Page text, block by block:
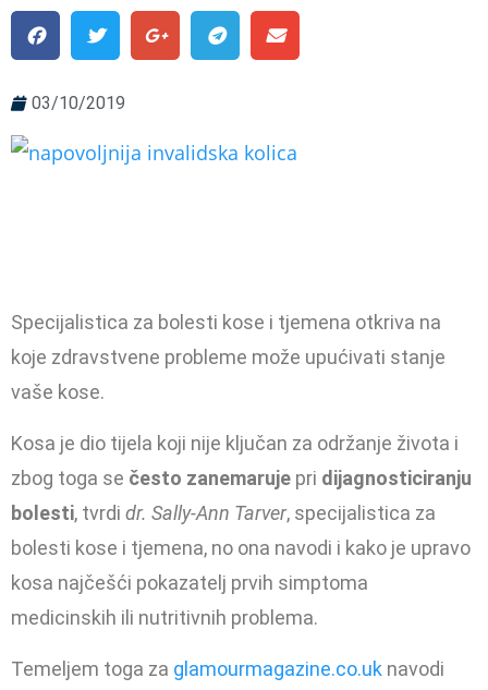
03/10/2019
Specijalistica za bolesti kose i tjemena otkriva na
koje zdravstvene probleme može upućivati stanje
vaše kose.
Kosa je dio tijela koji nije ključan za održanje života i
zbog toga se često zanemaruje pri dijagnosticiranju
bolesti, tvrdi dr. Sally-Ann Tarver, specijalistica za
bolesti kose i tjemena, no ona navodi i kako je upravo
kosa najčešći pokazatelj prvih simptoma
medicinskih ili nutritivnih problema.
Temeljem toga za glamourmagazine.co.uk navodi